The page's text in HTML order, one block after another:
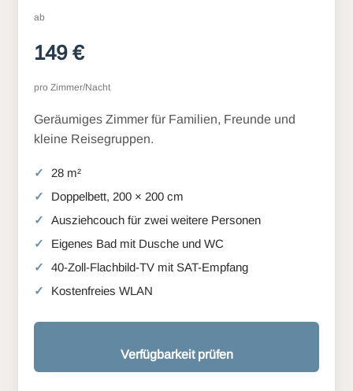
ab
149 €
pro Zimmer/Nacht
Geräumiges Zimmer für Familien, Freunde und
kleine Reisegruppen.
28 m²
Doppelbett, 200 × 200 cm
Ausziehcouch für zwei weitere Personen
Eigenes Bad mit Dusche und WC
40-Zoll-Flachbild-TV mit SAT-Empfang
Kostenfreies WLAN
Verfügbarkeit prüfen